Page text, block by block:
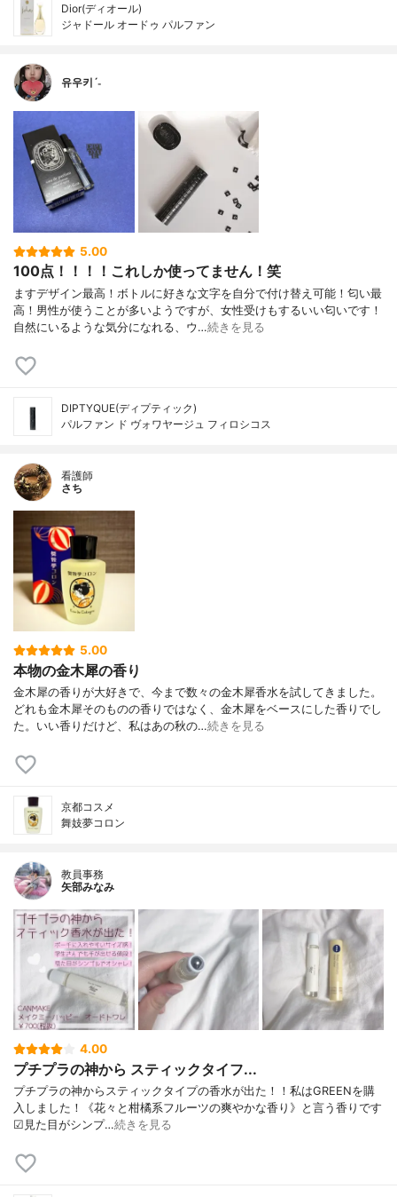
Dior(ディオール)
ジャドール オードゥ パルファン
유우키ˊ˗
5.00
100点！！！！これしか使ってません！笑
ますデザイン最高！ボトルに好きな文字を自分で付け替え可能！匂い最
高！男性が使うことが多いようですが、女性受けもするいい匂いです！
自然にいるような気分になれる、ウ…続きを見る
DIPTYQUE(ディプティック)
パルファン ド ヴォワヤージュ フィロシコス
看護師
さち
5.00
本物の金木犀の香り
金木犀の香りが大好きで、今まで数々の金木犀香水を試してきました。
どれも金木犀そのものの香りではなく、金木犀をベースにした香りでし
た。いい香りだけど、私はあの秋の…続きを見る
京都コスメ
舞妓夢コロン
教員事務
矢部みなみ
4.00
プチプラの神から スティックタイフ...
プチプラの神からスティックタイプの香水が出た！！私はGREENを購
入しました！《花々と柑橘系フルーツの爽やかな香り》と言う香りです
☑見た目がシンプ…続きを見る